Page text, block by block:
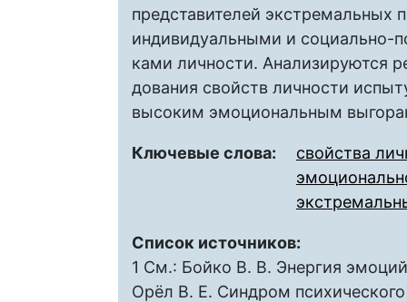
представителей экстремальных
индивидуальными и социально-
ками личности. Анализируются
дования свойств личности
высоким эмоциональным
Ключевые слова:
свойства
Список источников:
1 См.: Бойко В. В. Энергия
Орёл В. Е. Синдром